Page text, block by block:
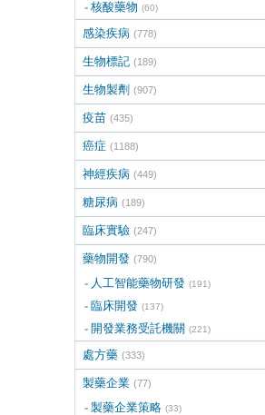
核酸藥物 (60)
感染疾病 (778)
生物標記 (189)
生物製劑 (907)
疫苗 (435)
癌症 (1188)
神經疾病 (449)
糖尿病 (189)
臨床實驗 (247)
藥物開發 (790)
人工智能藥物研發 (191)
臨床開發 (137)
開發業務受託機關 (221)
處方藥 (333)
製藥企業 (77)
製藥企業策略 (33)